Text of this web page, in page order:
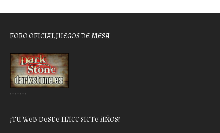
FORO OFICIAL JUEGOS DE MESA
………..
¡TU WEB DESDE HACE SIETE AÑOS!